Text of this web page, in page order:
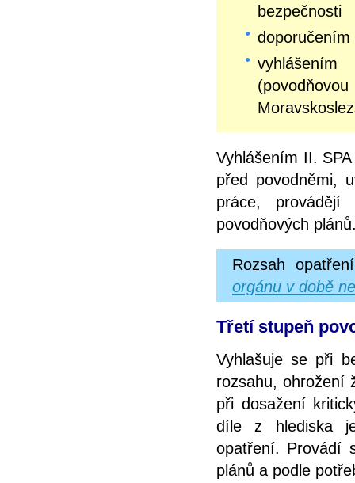
bezpečnosti
Vyhlášením II.
před povodněmi,
práce,
povodňových
Rozsah
orgánu v době
Třetí stupeň
Vyhlašuje se při
rozsahu, ohrožení
při dosažení
díle z hlediska
opatření. Provádí
plánů a podle